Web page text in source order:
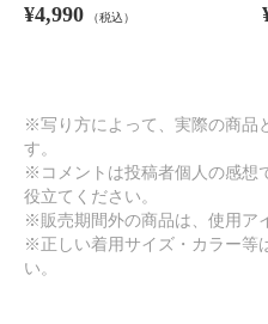
¥4,990 （税込）
※写り方によって、実際の商品
す。
※コメントは投稿者個人の感想
役立てください。
※販売期間外の商品は、使用ア
※正しい着用サイズ・カラー等
い。